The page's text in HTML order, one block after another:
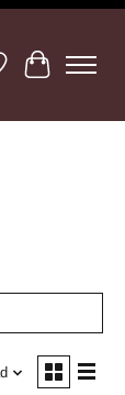
de deseos
Cesta